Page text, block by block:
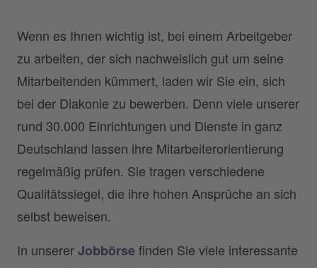
Wenn es Ihnen wichtig ist, bei einem Arbeitgeber
zu arbeiten, der sich nachweislich gut um seine
Mitarbeitenden kümmert, laden wir Sie ein, sich
bei der Diakonie zu bewerben. Denn viele unserer
rund 30.000 Einrichtungen und Dienste in ganz
Deutschland lassen ihre Mitarbeiterorientierung
regelmäßig prüfen. Sie tragen verschiedene
Qualitätssiegel, die ihre hohen Ansprüche an sich
selbst beweisen.
In unsererJobbörse finden Sie viele interessante